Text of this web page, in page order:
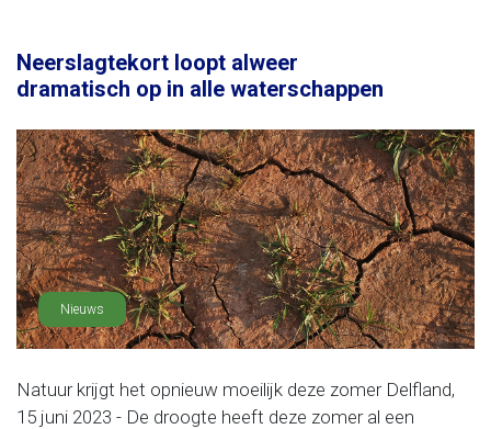
Neerslagtekort loopt alweer
dramatisch op in alle waterschappen
Nieuws
Natuur krijgt het opnieuw moeilijk deze zomer Delfland,
15 juni 2023 - De droogte heeft deze zomer al een